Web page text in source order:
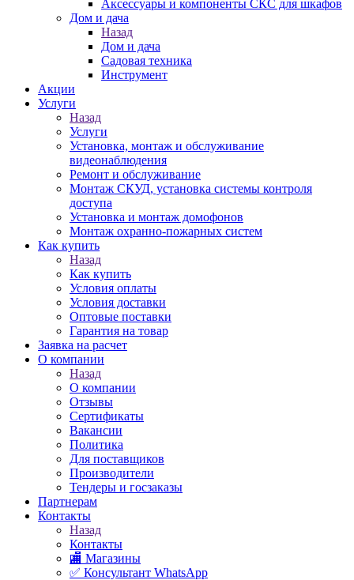
Аксессуары и компоненты СКС для шкафов
Дом и дача
Назад
Дом и дача
Садовая техника
Инструмент
Акции
Услуги
Назад
Услуги
Установка, монтаж и обслуживание
видеонаблюдения
Ремонт и обслуживание
Монтаж СКУД, установка системы контроля
доступа
Установка и монтаж домофонов
Монтаж охранно-пожарных систем
Как купить
Назад
Как купить
Условия оплаты
Условия доставки
Оптовые поставки
Гарантия на товар
Заявка на расчет
О компании
Назад
О компании
Отзывы
Сертификаты
Вакансии
Политика
Для поставщиков
Производители
Тендеры и госзаказы
Партнерам
Контакты
Назад
Контакты
🏬 Магазины
✅️ Консультант WhatsApp